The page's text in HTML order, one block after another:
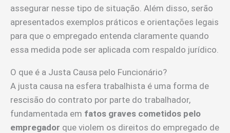
assegurar nesse tipo de situação. Além disso, serão
apresentados exemplos práticos e orientações legais
para que o empregado entenda claramente quando
essa medida pode ser aplicada com respaldo jurídico.
O que é a Justa Causa pelo Funcionário?
A justa causa na esfera trabalhista é uma forma de
rescisão do contrato por parte do trabalhador,
fundamentada em fatos graves cometidos pelo
empregador que violem os direitos do empregado de